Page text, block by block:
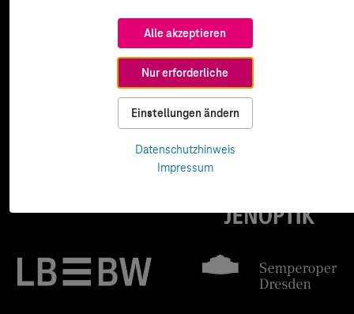
Alle akzeptieren
Nur erforderliche
Einstellungen ändern
Datenschutzhinweis
Impressum